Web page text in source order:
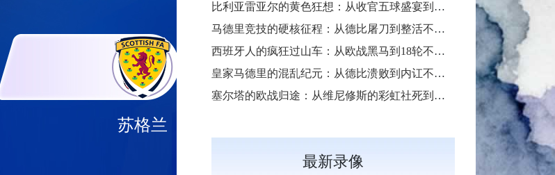
苏格兰
比利亚雷亚尔的黄色狂想：从收官五球盛宴到季军加冕的“情歌风暴”
马德里竞技的硬核征程：从德比屠刀到整活不断的“床单段子手”
西班牙人的疯狂过山车：从欧战黑马到18轮不胜的“蓝白梦魇”
皇家马德里的混乱纪元：从德比溃败到内讧不断的“伯纳乌闹剧”
塞尔塔的欧战归途：从维尼修斯的彩虹社死到莫里巴一击制胜的“第六区奇迹”
最新录像